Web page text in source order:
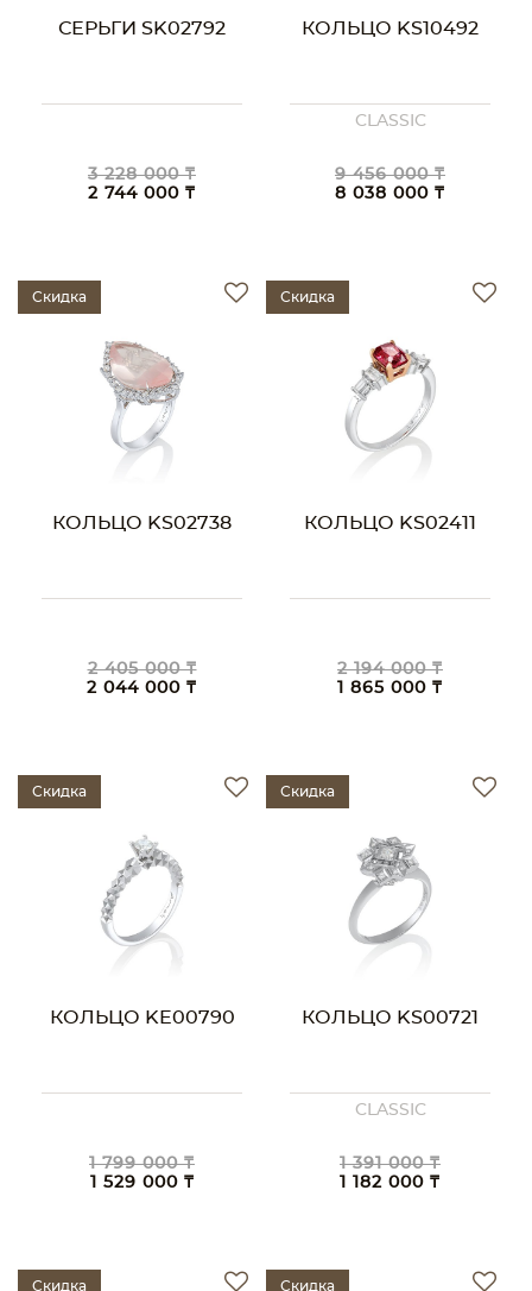
СЕРЬГИ SK02792
3 228 000 ₸
2 744 000 ₸
КОЛЬЦО KS10492
CLASSIC
9 456 000 ₸
8 038 000 ₸
Скидка
КОЛЬЦО KS02738
2 405 000 ₸
2 044 000 ₸
Скидка
КОЛЬЦО KS02411
2 194 000 ₸
1 865 000 ₸
Скидка
КОЛЬЦО KE00790
1 799 000 ₸
1 529 000 ₸
Скидка
КОЛЬЦО KS00721
CLASSIC
1 391 000 ₸
1 182 000 ₸
Скидка Скидка